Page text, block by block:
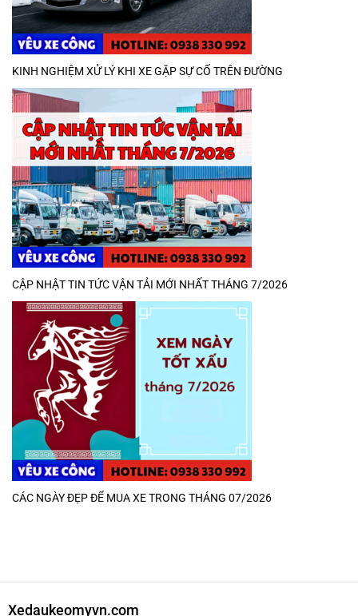
KINH NGHIỆM XỬ LÝ KHI XE GẶP SỰ CỐ TRÊN ĐƯỜNG
CẬP NHẬT TIN TỨC VẬN TẢI MỚI NHẤT THÁNG 7/2026
CÁC NGÀY ĐẸP ĐỂ MUA XE TRONG THÁNG 07/2026
Xedaukeomyvn.com